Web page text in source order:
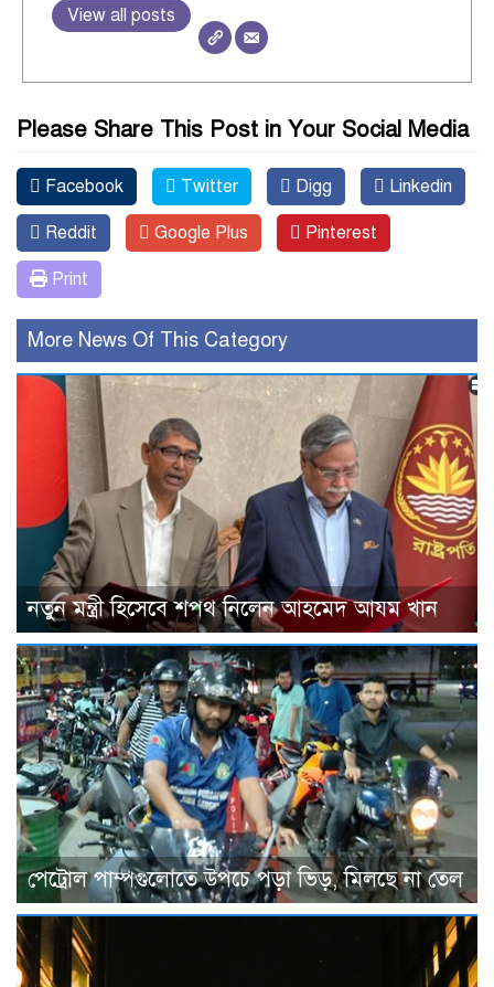
View all posts
Please Share This Post in Your Social Media
Facebook Twitter Digg Linkedin
Reddit Google Plus Pinterest
Print
More News Of This Category
নতুন মন্ত্রী হিসেবে শপথ নিলেন আহমেদ আযম খান
পেট্রোল পাম্পগুলোতে উপচে পড়া ভিড়, মিলছে না তেল